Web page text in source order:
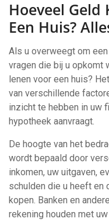
Hoeveel Geld
Een Huis?
Als u overweegt om
vragen die bij u opkomt
lenen voor een huis?
van verschillende
inzicht te hebben in uw
hypotheek aanvraagt.
De hoogte van het
wordt bepaald door
inkomen, uw uitgaven,
schulden die u heeft en
kopen. Banken en
rekening houden met